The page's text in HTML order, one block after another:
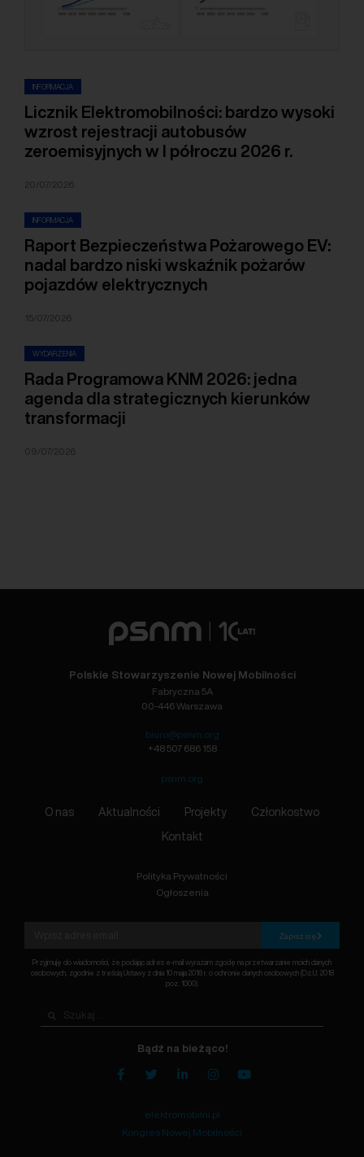
INFORMACJA
Licznik Elektromobilności: bardzo wysoki
wzrost rejestracji autobusów
zeroemisyjnych w I półroczu 2026 r.
20/07/2026
INFORMACJA
Raport Bezpieczeństwa Pożarowego EV:
nadal bardzo niski wskaźnik pożarów
pojazdów elektrycznych
15/07/2026
WYDARZENIA
Rada Programowa KNM 2026: jedna
agenda dla strategicznych kierunków
transformacji
09/07/2026
Polskie Stowarzyszenie Nowej Mobilności
Fabryczna 5A
00-446 Warszawa
biuro@psnm.org
+48 507 686 158
psnm.org
O nas Aktualności Projekty Członkostwo
Kontakt
Polityka Prywatności
Ogłoszenia
Zapisz się
Przyjmuję do wiadomości, że podając adres e-mail wyrażam zgodę na przetwarzanie moich danych
osobowych, zgodnie z treścią Ustawy z dnia 10 maja 2018 r. o ochronie danych osobowych (Dz.U. 2018
poz. 1000).
Bądź na bieżąco!
elektromobilni.pl
Kongres Nowej Mobilności